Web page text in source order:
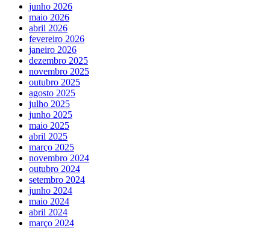
junho 2026
maio 2026
abril 2026
fevereiro 2026
janeiro 2026
dezembro 2025
novembro 2025
outubro 2025
agosto 2025
julho 2025
junho 2025
maio 2025
abril 2025
março 2025
novembro 2024
outubro 2024
setembro 2024
junho 2024
maio 2024
abril 2024
março 2024